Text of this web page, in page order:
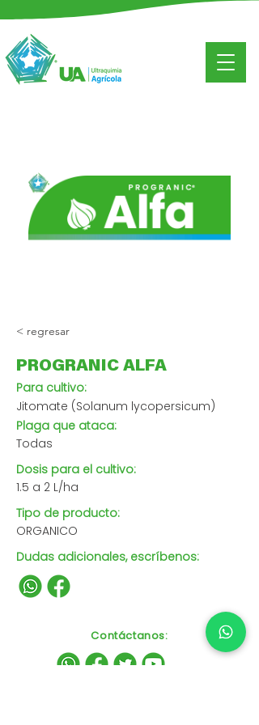
< regresar
PROGRANIC ALFA
Para cultivo:
Jitomate (Solanum lycopersicum)
Plaga que ataca:
Todas
Dosis para el cultivo:
1.5 a 2 L/ha
Tipo de producto:
ORGANICO
Dudas adicionales, escríbenos:
Contáctanos: